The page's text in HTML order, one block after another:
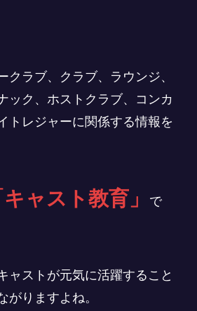
クラブ、クラブ、ラウンジ、
ック、ホストクラブ、コンカ
トレジャーに関係する情報を
キャスト教育」
で
ャストが元気に活躍すること
がりますよね。